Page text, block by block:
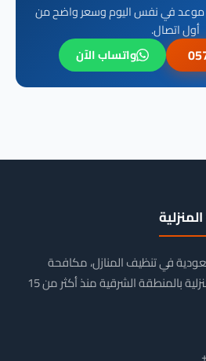
موعد في نفس اليوم وسعر واضح من
أول اتصال.
واتساب الآن
في تنظيف المنازل، مكافحة
الحشرات، وصيانة الأجهزة المنزلية بالمنطقة الشرقية منذ أكثر من 15